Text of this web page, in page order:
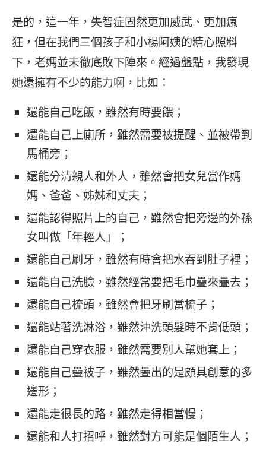
是的，這一年，失智症固然更加威武、更加瘋
狂，但在我們三個孩子和小楊阿姨的精心照料
下，老媽並未徹底敗下陣來。經過盤點，我發現
她還擁有不少的能力啊，比如：
還能自己吃飯，雖然有時要餵；
還能自己上廁所，雖然需要被提醒、並被帶到
馬桶旁；
還能分清親人和外人，雖然會把女兒當作媽
媽、爸爸、姊姊和丈夫；
還能認得照片上的自己，雖然會把旁邊的外孫
女叫做「年輕人」；
還能自己刷牙，雖然有時會把水吞到肚子裡；
還能自己洗臉，雖然經常要把毛巾疊來疊去；
還能自己梳頭，雖然會把牙刷當梳子；
還能站著洗淋浴，雖然沖洗頭髮時不肯低頭；
還能自己穿衣服，雖然需要別人幫她套上；
還能自己疊被子，雖然疊出的是頗具創意的多
邊形；
還能走很長的路，雖然走得相當慢；
還能和人打招呼，雖然對方可能是個陌生人；